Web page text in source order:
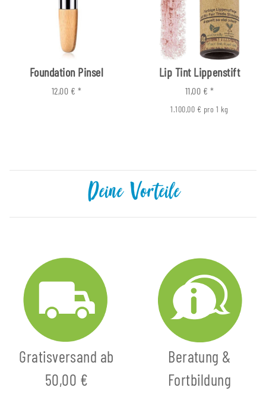
Foundation Pinsel
12,00 € *
Lip Tint Lippenstift
11,00 € *
1.100,00 € pro 1 kg
Deine Vorteile
Gratisversand ab
50,00 €
Beratung &
Fortbildung